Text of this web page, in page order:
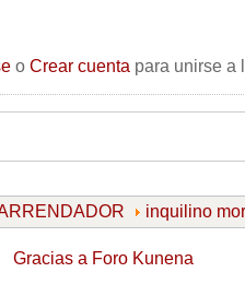
o Crear cuenta para unirse a
inquilino
Gracias a Foro Kunena